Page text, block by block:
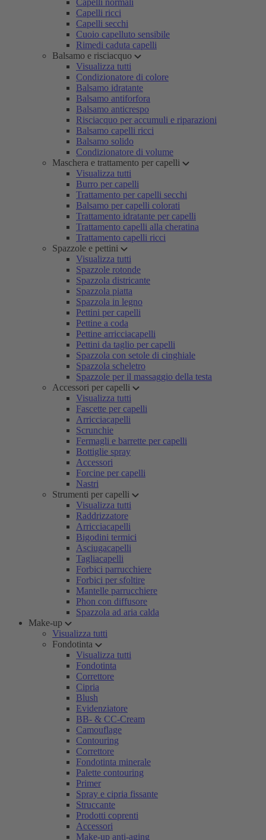
Capelli normali
Capelli ricci
Capelli secchi
Cuoio capelluto sensibile
Rimedi caduta capelli
Balsamo e risciacquo
Visualizza tutti
Condizionatore di colore
Balsamo idratante
Balsamo antiforfora
Balsamo anticrespo
Risciacquo per accumuli e riparazioni
Balsamo capelli ricci
Balsamo solido
Condizionatore di volume
Maschera e trattamento per capelli
Visualizza tutti
Burro per capelli
Trattamento per capelli secchi
Balsamo per capelli colorati
Trattamento idratante per capelli
Trattamento capelli alla cheratina
Trattamento capelli ricci
Spazzole e pettini
Visualizza tutti
Spazzole rotonde
Spazzola districante
Spazzola piatta
Spazzola in legno
Pettini per capelli
Pettine a coda
Pettine arricciacapelli
Pettini da taglio per capelli
Spazzola con setole di cinghiale
Spazzola scheletro
Spazzole per il massaggio della testa
Accessori per capelli
Visualizza tutti
Fascette per capelli
Arricciacapelli
Scrunchie
Fermagli e barrette per capelli
Bottiglie spray
Accessori
Forcine per capelli
Nastri
Strumenti per capelli
Visualizza tutti
Raddrizzatore
Arricciacapelli
Bigodini termici
Asciugacapelli
Tagliacapelli
Forbici parrucchiere
Forbici per sfoltire
Mantelle parrucchiere
Phon con diffusore
Spazzola ad aria calda
Make-up
Visualizza tutti
Fondotinta
Visualizza tutti
Fondotinta
Correttore
Cipria
Blush
Evidenziatore
BB- & CC-Cream
Camouflage
Contouring
Correttore
Fondotinta minerale
Palette contouring
Primer
Spray e cipria fissante
Struccante
Prodotti coprenti
Accessori
Make-up anti-aging